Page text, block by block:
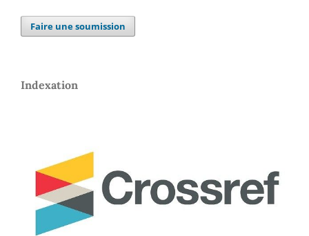
Faire une soumission
Indexation